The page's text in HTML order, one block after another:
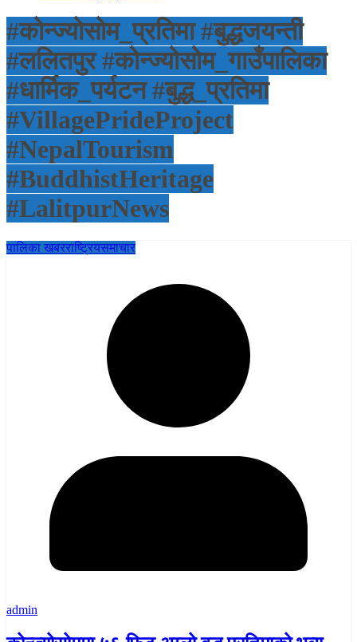
#कोन्ज्योसोम_प्रतिमा #बुद्धजयन्ती
#ललितपुर #कोन्ज्योसोम_गाउँपालिका
#धार्मिक_पर्यटन #बुद्ध_प्रतिमा
#VillagePrideProject
#NepalTourism
#BuddhistHeritage
#LalitpurNews
पालिका खबरराष्ट्रियसमाचार
admin